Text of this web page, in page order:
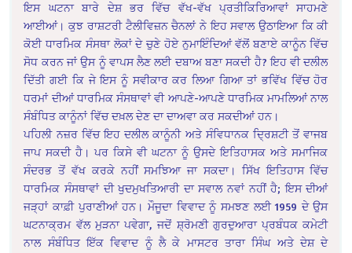
ਇਸ ਘਟਨਾ ਬਾਰੇ ਦੇਸ਼ ਭਰ ਵਿੱਚ ਵੱਖ-ਵੱਖ ਪ੍ਰਤੀਕਿਰਿਆਵਾਂ ਸਾਹਮਣੇ
ਆਈਆਂ। ਕੁਝ ਰਾਸ਼ਟਰੀ ਟੈਲੀਵਿਜ਼ਨ ਚੈਨਲਾਂ ਨੇ ਇਹ ਸਵਾਲ ਉਠਾਇਆ ਕਿ ਕੀ
ਕੋਈ ਧਾਰਮਿਕ ਸੰਸਥਾ ਲੋਕਾਂ ਦੇ ਚੁਣੇ ਹੋਏ ਨੁਮਾਇੰਦਿਆਂ ਵੱਲੋਂ ਬਣਾਏ ਕਾਨੂੰਨ ਵਿੱਚ
ਸੋਧ ਕਰਨ ਜਾਂ ਉਸ ਨੂੰ ਵਾਪਸ ਲੈਣ ਲਈ ਦਬਾਅ ਬਣਾ ਸਕਦੀ ਹੈ? ਇਹ ਵੀ ਦਲੀਲ
ਦਿੱਤੀ ਗਈ ਕਿ ਜੇ ਇਸ ਨੂੰ ਸਵੀਕਾਰ ਕਰ ਲਿਆ ਗਿਆ ਤਾਂ ਭਵਿੱਖ ਵਿੱਚ ਹੋਰ
ਧਰਮਾਂ ਦੀਆਂ ਧਾਰਮਿਕ ਸੰਸਥਾਵਾਂ ਵੀ ਆਪਣੇ-ਆਪਣੇ ਧਾਰਮਿਕ ਮਾਮਲਿਆਂ ਨਾਲ
ਸੰਬੰਧਿਤ ਕਾਨੂੰਨਾਂ ਵਿੱਚ ਦਖ਼ਲ ਦੇਣ ਦਾ ਦਾਅਵਾ ਕਰ ਸਕਦੀਆਂ ਹਨ।
ਪਹਿਲੀ ਨਜ਼ਰ ਵਿੱਚ ਇਹ ਦਲੀਲ ਕਾਨੂੰਨੀ ਅਤੇ ਸੰਵਿਧਾਨਕ ਦ੍ਰਿਸ਼ਟੀ ਤੋਂ ਵਾਜਬ
ਜਾਪ ਸਕਦੀ ਹੈ। ਪਰ ਕਿਸੇ ਵੀ ਘਟਨਾ ਨੂੰ ਉਸਦੇ ਇਤਿਹਾਸਕ ਅਤੇ ਸਮਾਜਿਕ
ਸੰਦਰਭ ਤੋਂ ਵੱਖ ਕਰਕੇ ਨਹੀਂ ਸਮਝਿਆ ਜਾ ਸਕਦਾ। ਸਿੱਖ ਇਤਿਹਾਸ ਵਿੱਚ
ਧਾਰਮਿਕ ਸੰਸਥਾਵਾਂ ਦੀ ਖੁਦਮੁਖਤਿਆਰੀ ਦਾ ਸਵਾਲ ਨਵਾਂ ਨਹੀਂ ਹੈ; ਇਸ ਦੀਆਂ
ਜੜ੍ਹਾਂ ਕਾਫ਼ੀ ਪੁਰਾਣੀਆਂ ਹਨ। ਮੌਜੂਦਾ ਵਿਵਾਦ ਨੂੰ ਸਮਝਣ ਲਈ 1959 ਦੇ ਉਸ
ਘਟਨਾਕ੍ਰਮ ਵੱਲ ਮੁੜਨਾ ਪਵੇਗਾ, ਜਦੋਂ ਸ਼੍ਰੋਮਣੀ ਗੁਰਦੁਆਰਾ ਪ੍ਰਬੰਧਕ ਕਮੇਟੀ
ਨਾਲ ਸੰਬੰਧਿਤ ਇੱਕ ਵਿਵਾਦ ਨੂੰ ਲੈ ਕੇ ਮਾਸਟਰ ਤਾਰਾ ਸਿੰਘ ਅਤੇ ਦੇਸ਼ ਦੇ